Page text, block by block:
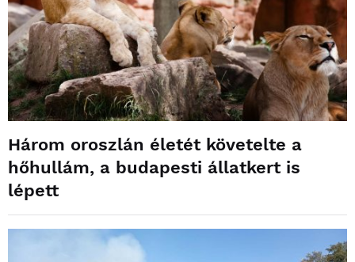
Három oroszlán életét követelte a
hőhullám, a budapesti állatkert is
lépett